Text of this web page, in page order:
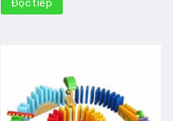
Đọc tiếp